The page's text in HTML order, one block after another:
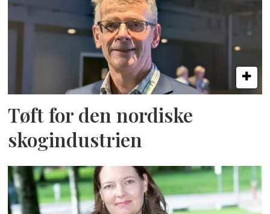
Tøft for den nordiske
skogindustrien